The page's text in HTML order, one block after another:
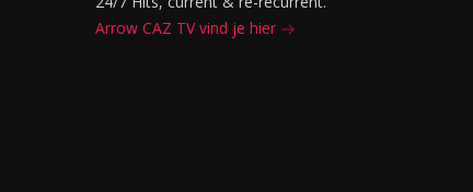
Arrow CAZ TV vind je hier